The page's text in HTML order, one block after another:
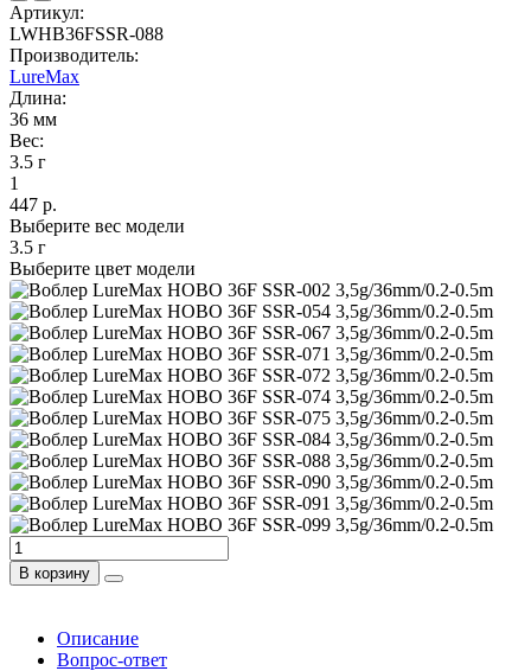
Артикул:
LWHB36FSSR-088
Производитель:
LureMax
Длина:
36 мм
Вес:
3.5 г
1
447 р.
Выберите вес модели
3.5 г
Выберите цвет модели
В корзину
Описание
Вопрос-ответ